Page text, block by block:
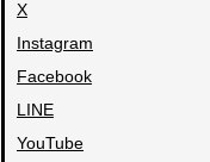
X
Instagram
Facebook
LINE
YouTube